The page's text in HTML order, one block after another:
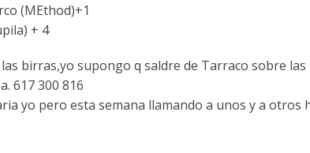
(MEthod)+1
+ 4
las birras,yo supongo q saldre de Tarraco sobre
617 300 816
yo pero esta semana llamando a unos y a otros